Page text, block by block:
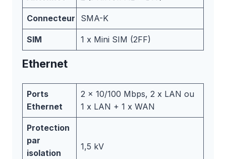
Connecteur SMA-K
SIM 1 x Mini SIM (2FF)
Ethernet
Ports
Ethernet
2 x 10/100 Mbps, 2 x LAN ou
1 x LAN + 1 x WAN
Protection
par
isolation
1,5 kV